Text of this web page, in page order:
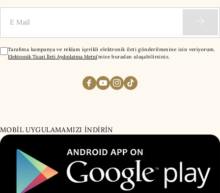
Tarafıma kampanya ve reklam içerikli elektronik ileti gönderilmesine izin veriyorum.
Elektronik Ticari İleti Aydınlatma Metni'mize buradan ulaşabilirsiniz.
MOBİL UYGULAMAMIZI İNDİRİN